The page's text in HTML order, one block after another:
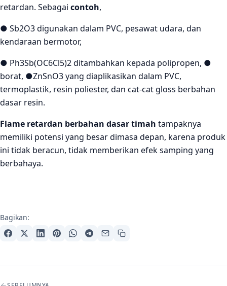
retardan. Sebagai contoh,
● Sb2O3 digunakan dalam PVC, pesawat udara, dan
kendaraan bermotor,
● Ph3Sb(OC6Cl5)2 ditambahkan kepada polipropen, ●
borat, ●ZnSnO3 yang diaplikasikan dalam PVC,
termoplastik, resin poliester, dan cat-cat gloss berbahan
dasar resin.
Flame retardan berbahan dasar timah tampaknya
memiliki potensi yang besar dimasa depan, karena produk
ini tidak beracun, tidak memberikan efek samping yang
berbahaya.
Bagikan:
Navigasi artikel